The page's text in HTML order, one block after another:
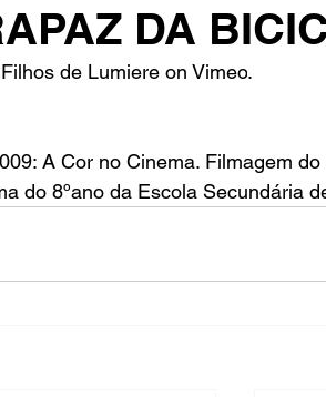
CRESCER COM O CINEMA NO
DA
de Lumiere on Vimeo.
A Cor no Cinema. Filmagem do
do 8ºano da Escola Secundária